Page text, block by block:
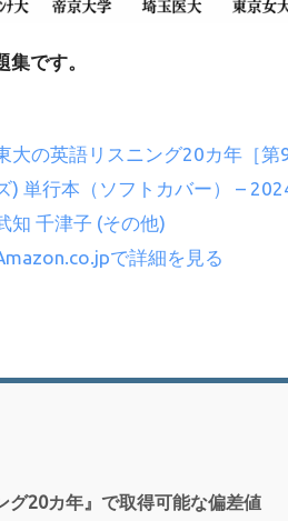
集です。
大の英語リスニング20カ年［第
) 単行本（ソフトカバー） –
知 千津子 (その他)
で詳細を見る
グ20カ年』で取得可能な偏差値